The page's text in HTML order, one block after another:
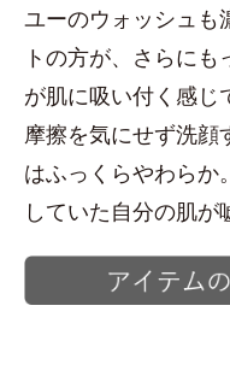
ユーのウォッシュも
トの方が、さらに
が肌に吸い付く感じ
摩擦を気にせず洗顔
はふっくらやわらか
していた自分の肌が